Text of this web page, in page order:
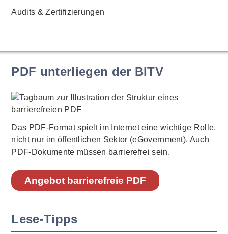
Audits & Zertifizierungen
PDF unterliegen der BITV
Das PDF-Format spielt im Internet eine wichtige Rolle,
nicht nur im öffentlichen Sektor (eGovernment). Auch
PDF-Dokumente müssen barrierefrei sein.
Angebot barrierefreie PDF
Lese-Tipps